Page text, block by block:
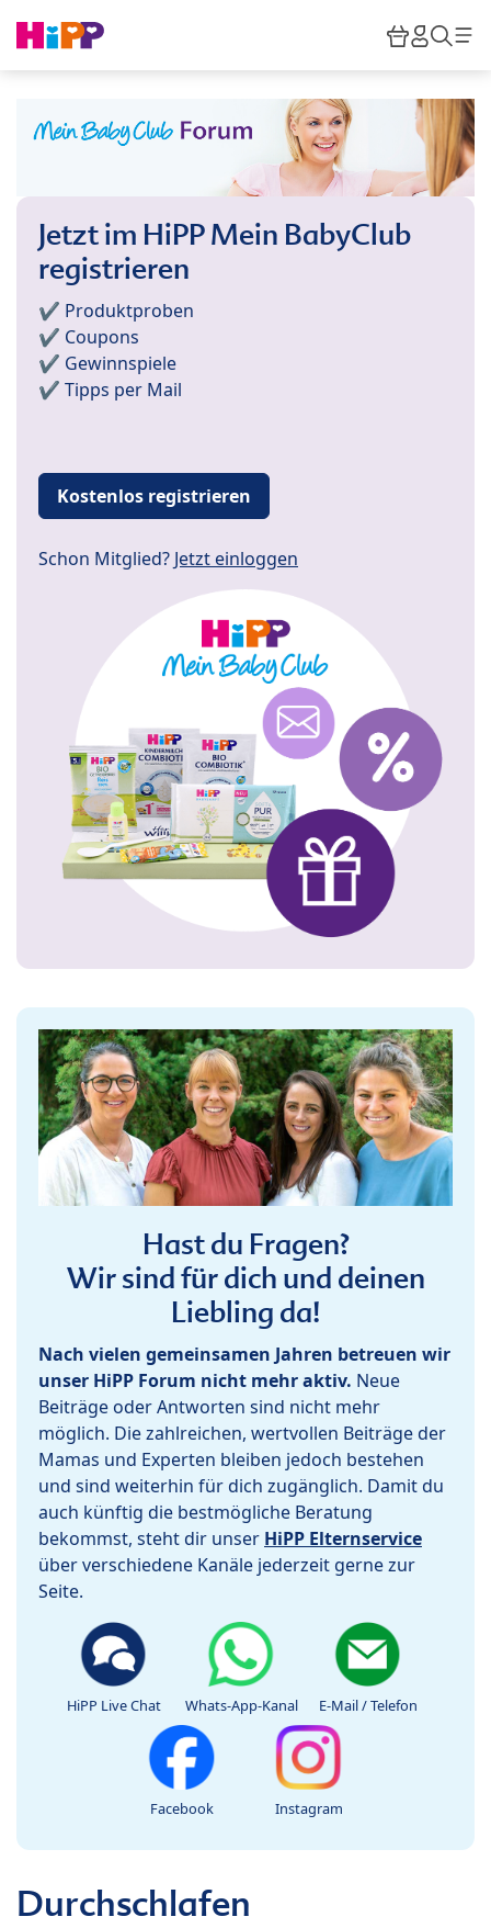
HiPP
Jetzt im HiPP Mein BabyClub
registrieren
✔️ Produktproben
✔️ Coupons
✔️ Gewinnspiele
✔️ Tipps per Mail
Kostenlos registrieren
Schon Mitglied? Jetzt einloggen
Hast du Fragen?
Wir sind für dich und deinen
Liebling da!
Nach vielen gemeinsamen Jahren betreuen wir
unser HiPP Forum nicht mehr aktiv. Neue
Beiträge oder Antworten sind nicht mehr
möglich. Die zahlreichen, wertvollen Beiträge der
Mamas und Experten bleiben jedoch bestehen
und sind weiterhin für dich zugänglich. Damit du
auch künftig die bestmögliche Beratung
bekommst, steht dir unser HiPP Elternservice
über verschiedene Kanäle jederzeit gerne zur
Seite.
HiPP Live Chat Whats-App-Kanal E-Mail / Telefon
Facebook Instagram
Durchschlafen